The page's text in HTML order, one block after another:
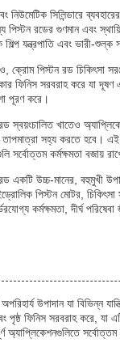
নিউমেটিক সিলিন্ডারে
রডের গুণমান এবং
যন্ত্রপাতি এবং ভারী-শুল্ক
ক্রোম পিস্টন রড চিকিৎসা
ফিনিস সরবরাহ করে যা
পূরণ করে।
খাতেও
সহ্য করতে হবে। এই
সর্বোত্তম কর্মক্ষমতা বজায়
একটি উচ্চ-মানের, বহুমুখী
পিস্টন মোটর,
কর্মক্ষমতা, দীর্ঘ
উপাদান যা বিভিন্ন
পৃষ্ঠ ফিনিস সরবরাহ করে, যা
সর্বোত্তম